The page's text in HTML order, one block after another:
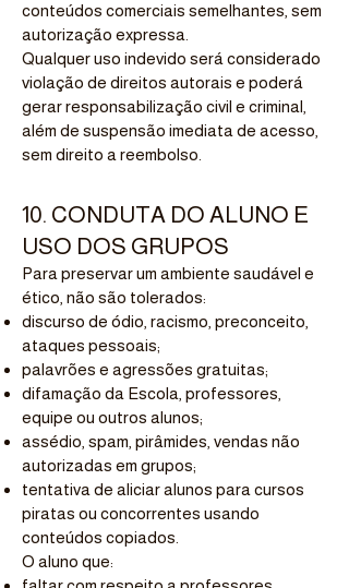
conteúdos comerciais semelhantes, sem
autorização expressa.
Qualquer uso indevido será considerado
violação de direitos autorais e poderá
gerar responsabilização civil e criminal,
além de suspensão imediata de acesso,
sem direito a reembolso.
10. CONDUTA DO ALUNO E
USO DOS GRUPOS
Para preservar um ambiente saudável e
ético, não são tolerados:
discurso de ódio, racismo, preconceito,
ataques pessoais;
palavrões e agressões gratuitas;
difamação da Escola, professores,
equipe ou outros alunos;
assédio, spam, pirâmides, vendas não
autorizadas em grupos;
tentativa de aliciar alunos para cursos
piratas ou concorrentes usando
conteúdos copiados.
O aluno que: